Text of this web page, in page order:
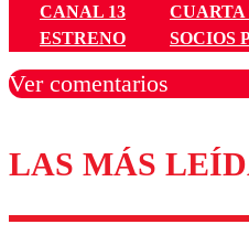
CANAL 13
ESTRENO
SOCIOS
Ver comentarios
Los comentarios son
diálogo
LAS MÁS